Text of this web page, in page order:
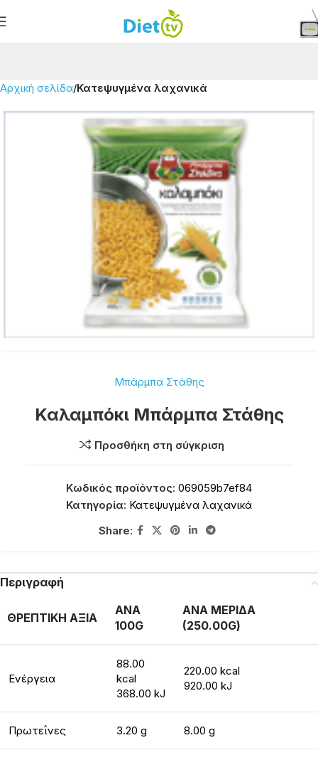
Αρχική σελίδα Κατεψυγμένα λαχανικά
Μπάρμπα Στάθης
Καλαμπόκι Μπάρμπα Στάθης
Προσθήκη στη σύγκριση
Κωδικός προϊόντος: 069059b7ef84
Κατηγορία: Κατεψυγμένα λαχανικά
Share:
Περιγραφή
ΘΡΕΠΤΙΚΗ ΑΞΙΑ
ΑΝΑ
100G
ΑΝΑ ΜΕΡΙΔΑ
(250.00G)
Ενέργεια
88.00
kcal
368.00 kJ
220.00 kcal
920.00 kJ
Πρωτεΐνες 3.20 g 8.00 g